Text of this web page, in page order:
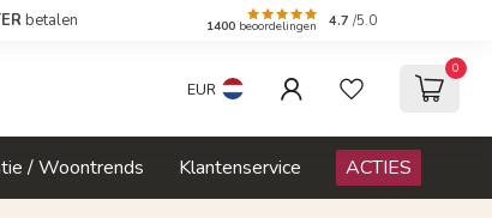
betalen 1400 beoordelingen 4.7 /5.0
EUR
0
/ Woontrends Klantenservice ACTIES